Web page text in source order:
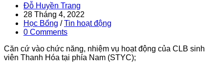
Post
author:
Đỗ Huyền Trang
Post
published:
28 Tháng 4, 2022
Post
category:
Học Bổng / Tin hoạt động
Post
0 Comments
Căn cứ vào chức năng, nhiệm vụ hoạt động của CLB sinh
viên Thanh Hóa tại phía Nam (STYC);